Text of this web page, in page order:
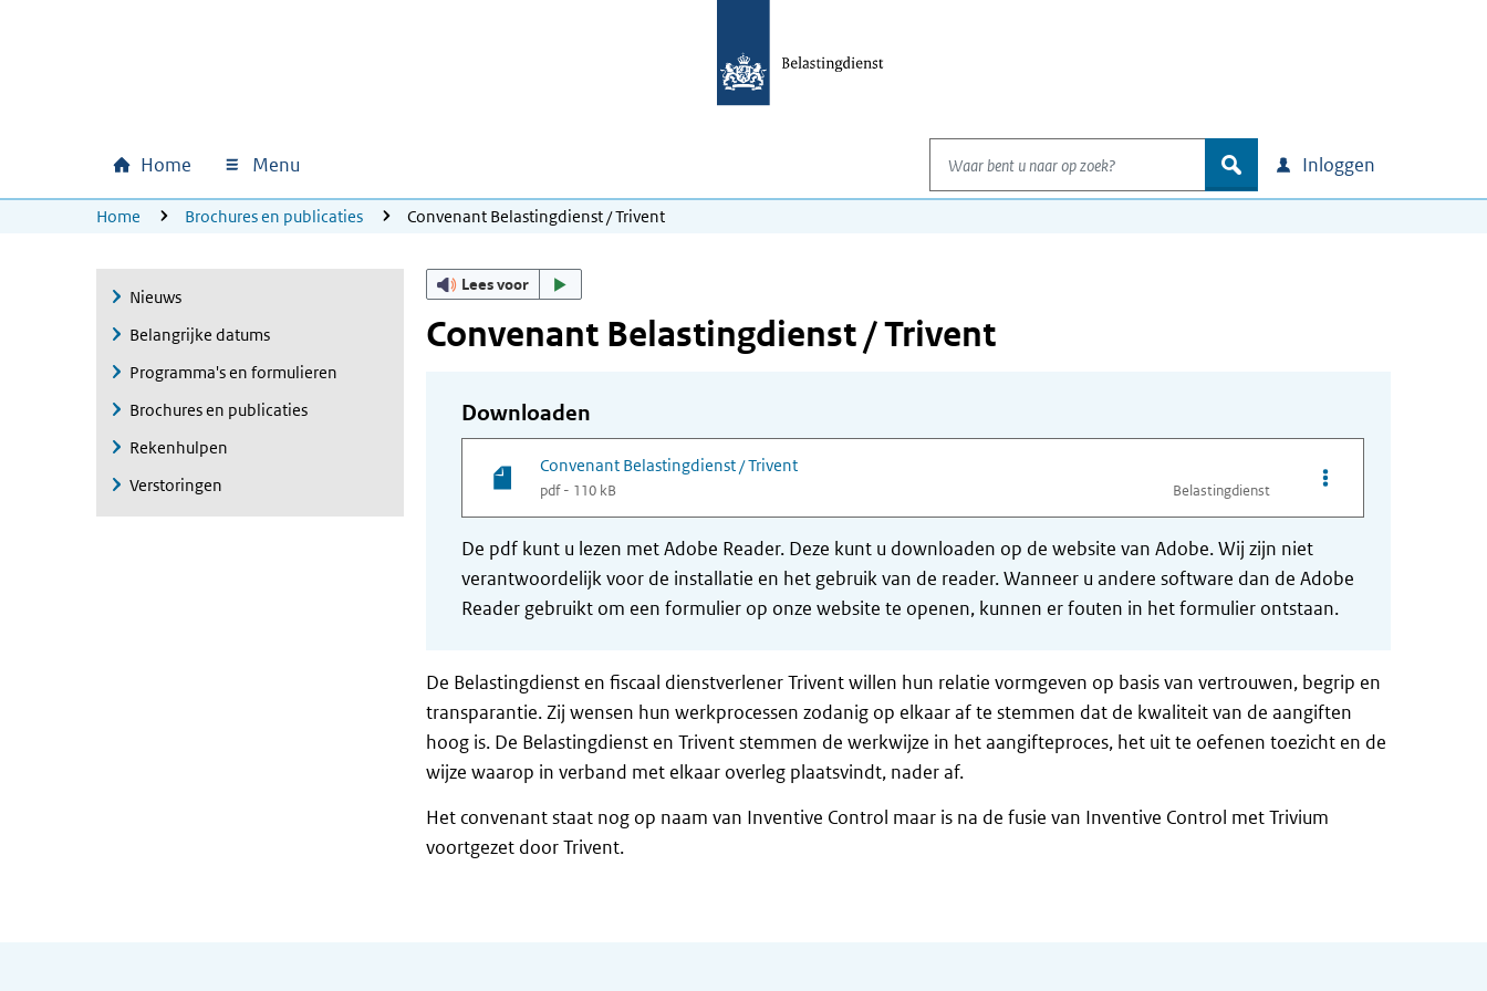
Hoofdnavigatie
Home Menu
Waar bent u naar op zoek?
zoek Inloggen
U bevindt zich hier:
Home Brochures en publicaties Convenant Belastingdienst / Trivent
Nieuws
Belangrijke datums
Programma's en formulieren
Brochures en publicaties
Rekenhulpen
Verstoringen
Lees voor
Convenant Belastingdienst / Trivent
Downloaden
Convenant Belastingdienst / Trivent
pdf - 110 kB Belastingdienst
Opties van bestand
De pdf kunt u lezen met Adobe Reader. Deze kunt u downloaden op de website van Adobe. Wij zijn niet
verantwoordelijk voor de installatie en het gebruik van de reader. Wanneer u andere software dan de Adobe
Reader gebruikt om een formulier op onze website te openen, kunnen er fouten in het formulier ontstaan.
De Belastingdienst en fiscaal dienstverlener Trivent willen hun relatie vormgeven op basis van vertrouwen, begrip en
transparantie. Zij wensen hun werkprocessen zodanig op elkaar af te stemmen dat de kwaliteit van de aangiften
hoog is. De Belastingdienst en Trivent stemmen de werkwijze in het aangifteproces, het uit te oefenen toezicht en de
wijze waarop in verband met elkaar overleg plaatsvindt, nader af.
Het convenant staat nog op naam van Inventive Control maar is na de fusie van Inventive Control met Trivium
voortgezet door Trivent.